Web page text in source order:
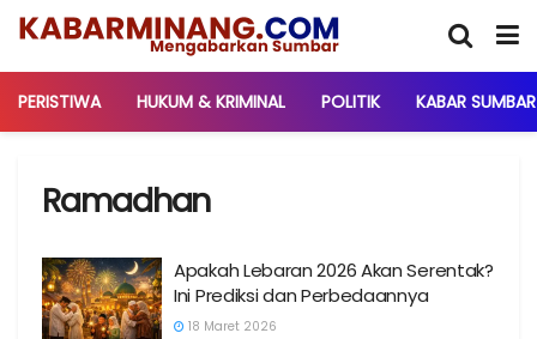
PERISTIWA HUKUM & KRIMINAL POLITIK KABAR SUMBAR
Ramadhan
Apakah Lebaran 2026 Akan Serentak?
Ini Prediksi dan Perbedaannya
18 Maret 2026